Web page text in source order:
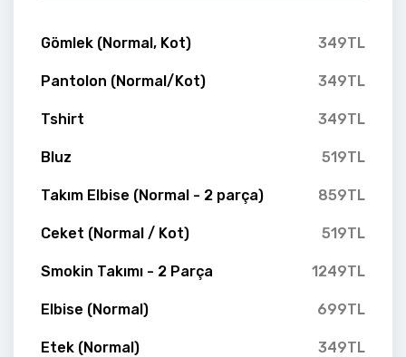
Gömlek (Normal, Kot) 349TL
Pantolon (Normal/Kot) 349TL
Tshirt 349TL
Bluz 519TL
Takım Elbise (Normal - 2 parça) 859TL
Ceket (Normal / Kot) 519TL
Smokin Takımı - 2 Parça 1249TL
Elbise (Normal) 699TL
Etek (Normal) 349TL